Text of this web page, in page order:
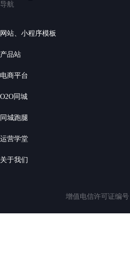
导航
网站、小程序模板
产品站
电商平台
O2O同城
同城跑腿
运营学堂
关于我们
增值电信许可证编